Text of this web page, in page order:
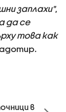
заплахи",
да се
това как
в